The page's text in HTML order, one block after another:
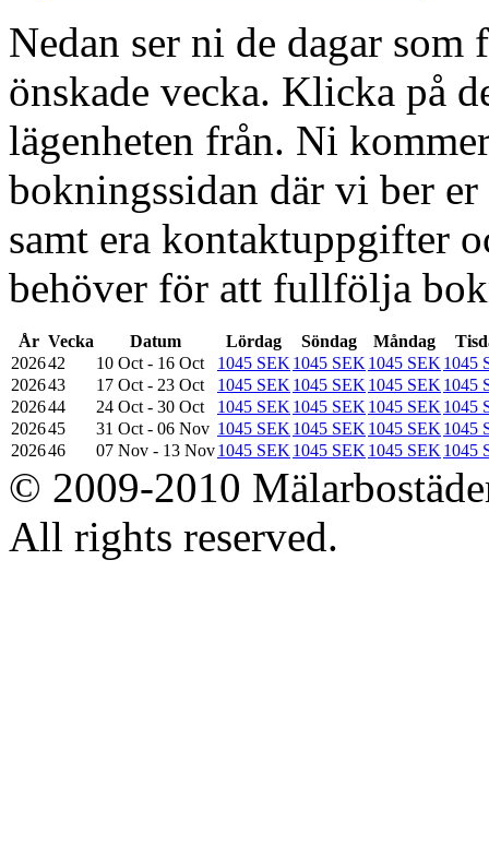
Nedan ser ni de dagar
önskade vecka. Klicka på
lägenheten från. Ni
bokningssidan där vi ber
samt era kontaktuppgifter
behöver för att fullfölja
År Vecka Datum Lördag Söndag Måndag
202642 10 Oct - 16 Oct 1045 SEK 1045 SEK 1045 SEK 1045
202643 17 Oct - 23 Oct 1045 SEK 1045 SEK 1045 SEK 1045
202644 24 Oct - 30 Oct 1045 SEK 1045 SEK 1045 SEK 1045
202645 31 Oct - 06 Nov 1045 SEK 1045 SEK 1045 SEK 1045
202646 07 Nov - 13 Nov1045 SEK 1045 SEK 1045 SEK 1045
© 2009-2010
All rights reserved.